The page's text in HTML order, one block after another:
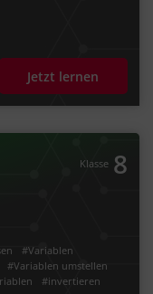
Jetzt lernen
Klasse 8
#Variablen
#Variablen umstellen
#invertieren